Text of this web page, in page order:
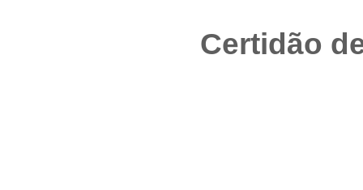
Certidão